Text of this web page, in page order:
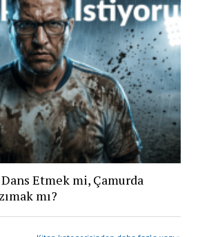
Etmek mi, Çamurda
mı?